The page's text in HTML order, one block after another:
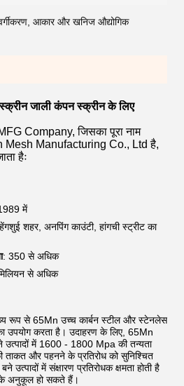
आकार और खनिज औद्योगिक
स्क्रीन जाली कंपन स्क्रीन के लिए
Company, जिसका पूरा नाम
Manufacturing Co., Ltd है,
हैः
में
शहर, अनपिंग काउंटी, हांगची स्ट्रीट का
: 350 से अधिक
से अधिक
रूप से 65Mn उच्च कार्बन स्टील और स्टेनलेस
उपयोग करता है। उदाहरण के लिए, 65Mn
उत्पादों में 1600 - 1800 Mpa की तन्यता
ताकत और पहनने के प्रतिरोध को सुनिश्चित
में संक्षारण प्रतिरोधक क्षमता होती है
के अनुकूल हो सकते हैं।